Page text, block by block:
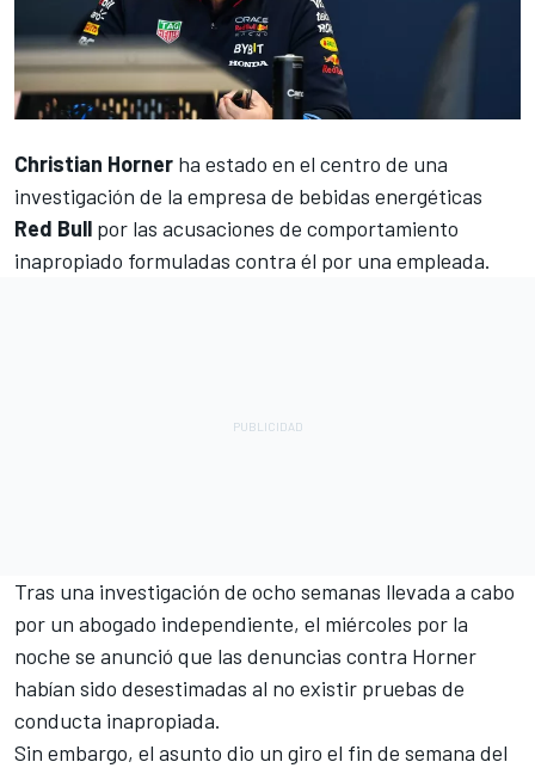
Christian Horner ha estado en el centro de una
investigación de la empresa de bebidas energéticas
Red Bull por las acusaciones de comportamiento
inapropiado formuladas contra él por una empleada.
Tras una investigación de ocho semanas llevada a cabo
por un abogado independiente, el miércoles por la
noche se anunció que las denuncias contra Horner
habían sido desestimadas al no existir pruebas de
conducta inapropiada.
Sin embargo, el asunto dio un giro el fin de semana del